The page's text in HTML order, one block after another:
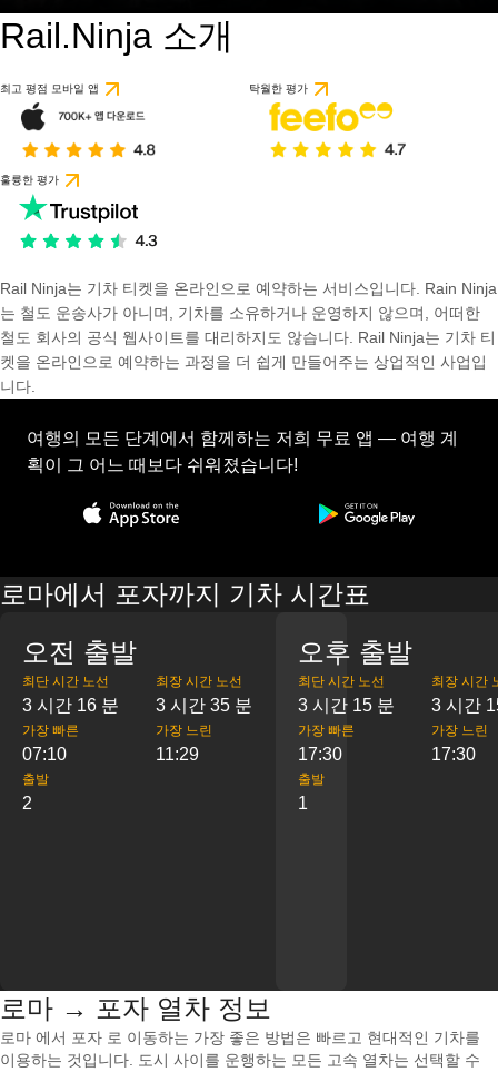
Rail.Ninja 소개
최고 평점 모바일 앱 탁월한 평가
훌륭한 평가
Rail Ninja는 기차 티켓을 온라인으로 예약하는 서비스입니다. Rain Ninja
는 철도 운송사가 아니며, 기차를 소유하거나 운영하지 않으며, 어떠한
철도 회사의 공식 웹사이트를 대리하지도 않습니다. Rail Ninja는 기차 티
켓을 온라인으로 예약하는 과정을 더 쉽게 만들어주는 상업적인 사업입
니다.
여행의 모든 단계에서 함께하는 저희 무료 앱 — 여행 계
획이 그 어느 때보다 쉬워졌습니다!
로마에서 포자까지 기차 시간표
오전 출발
최단 시간 노선
3 시간 16 분
최장 시간 노선
3 시간 35 분
가장 빠른
07:10
가장 느린
11:29
출발
2
오후 출발
최단 시간 노선
3 시간 15 분
최장 시간
3 시간
가장 빠른
17:30
가장 느린
17:30
출발
1
로마 → 포자 열차 정보
로마 에서 포자 로 이동하는 가장 좋은 방법은 빠르고 현대적인 기차를
이용하는 것입니다. 도시 사이를 운행하는 모든 고속 열차는 선택할 수